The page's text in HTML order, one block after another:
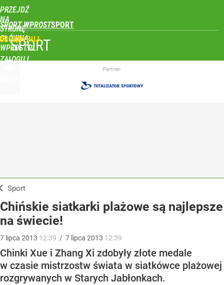
PRZEJDŹ
NA
STRONĘ
GŁÓWNĄ
WPROST.PL
SPORT WPROST
ZALOGUJ
SPORT
Partner
Sport
Chińskie siatkarki plażowe są najlepsze
na świecie!
7 lipca 2013 12:39 / 7 lipca 2013 12:39
Chinki Xue i Zhang Xi zdobyły złote medale
w czasie mistrzostw świata w siatkówce plażowej
rozgrywanych w Starych Jabłonkach.